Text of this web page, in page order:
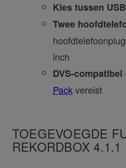
Kies tussen
Twee
inch
DVS-compatibel
Pack vereist
TOEGEVOEGDE
REKORDBOX 4.1.1